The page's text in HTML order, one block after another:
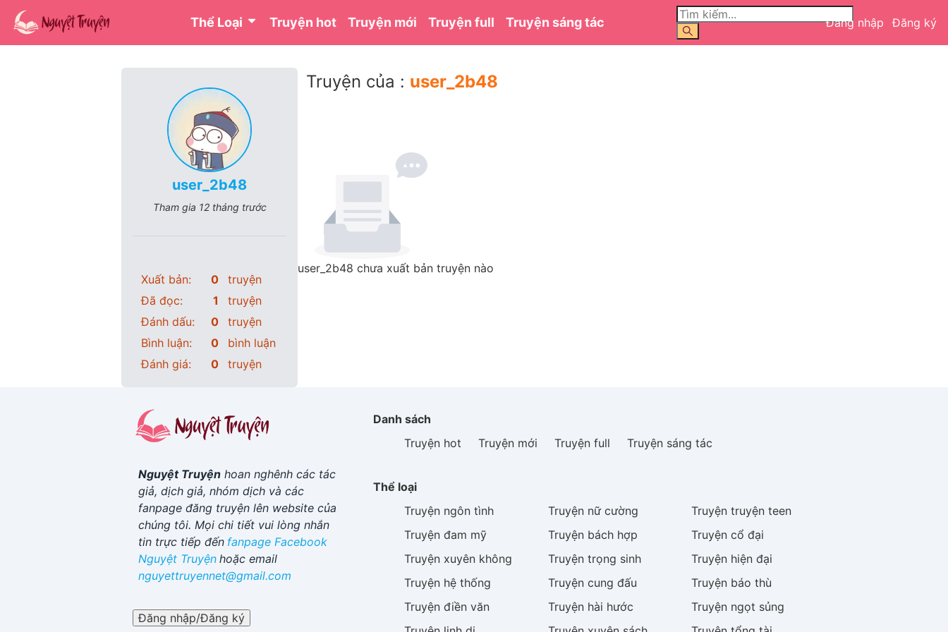
Thể Loại Truyện hot Truyện mới Truyện full Truyện sáng tác Đăng nhập Đăng ký
user_2b48
Tham gia 12 tháng trước
Xuất bản: 0
truyện
Đã đọc:
1
truyện
Đánh dấu:
0
truyện
Bình luận:
0
bình luận
Đánh giá:
0 truyện
Truyện của : user_2b48
user_2b48 chưa xuất bản truyện nào
Nguyệt Truyện hoan nghênh các tác
giả, dịch giả, nhóm dịch và các
fanpage đăng truyện lên website của
chúng tôi. Mọi chi tiết vui lòng nhắn
tin trực tiếp đến fanpage Facebook
Nguyệt Truyện hoặc email
nguyettruyennet@gmail.com
Đăng nhập/Đăng ký
Danh sách
Truyện hot
Truyện mới Truyện full Truyện sáng tác
Thể loại
Truyện ngôn tình Truyện nữ cường Truyệntruyện teen
Truyệnđam mỹ Truyện bách hợp Truyệncổ đại
Truyện xuyên không Truyện trọng sinh Truyện hiện đại
Truyện hệ thống Truyện cung đấu Truyện báo thù
Truyệnđiền văn Truyện hài hước Truyện ngọt sủng